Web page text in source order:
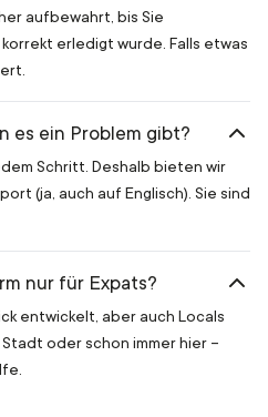
aufbewahrt, bis Sie
erledigt wurde. Falls etwas
es ein Problem gibt?
Schritt. Deshalb bieten wir
(ja, auch auf Englisch). Sie sind
nur für Expats?
entwickelt, aber auch Locals
oder schon immer hier –